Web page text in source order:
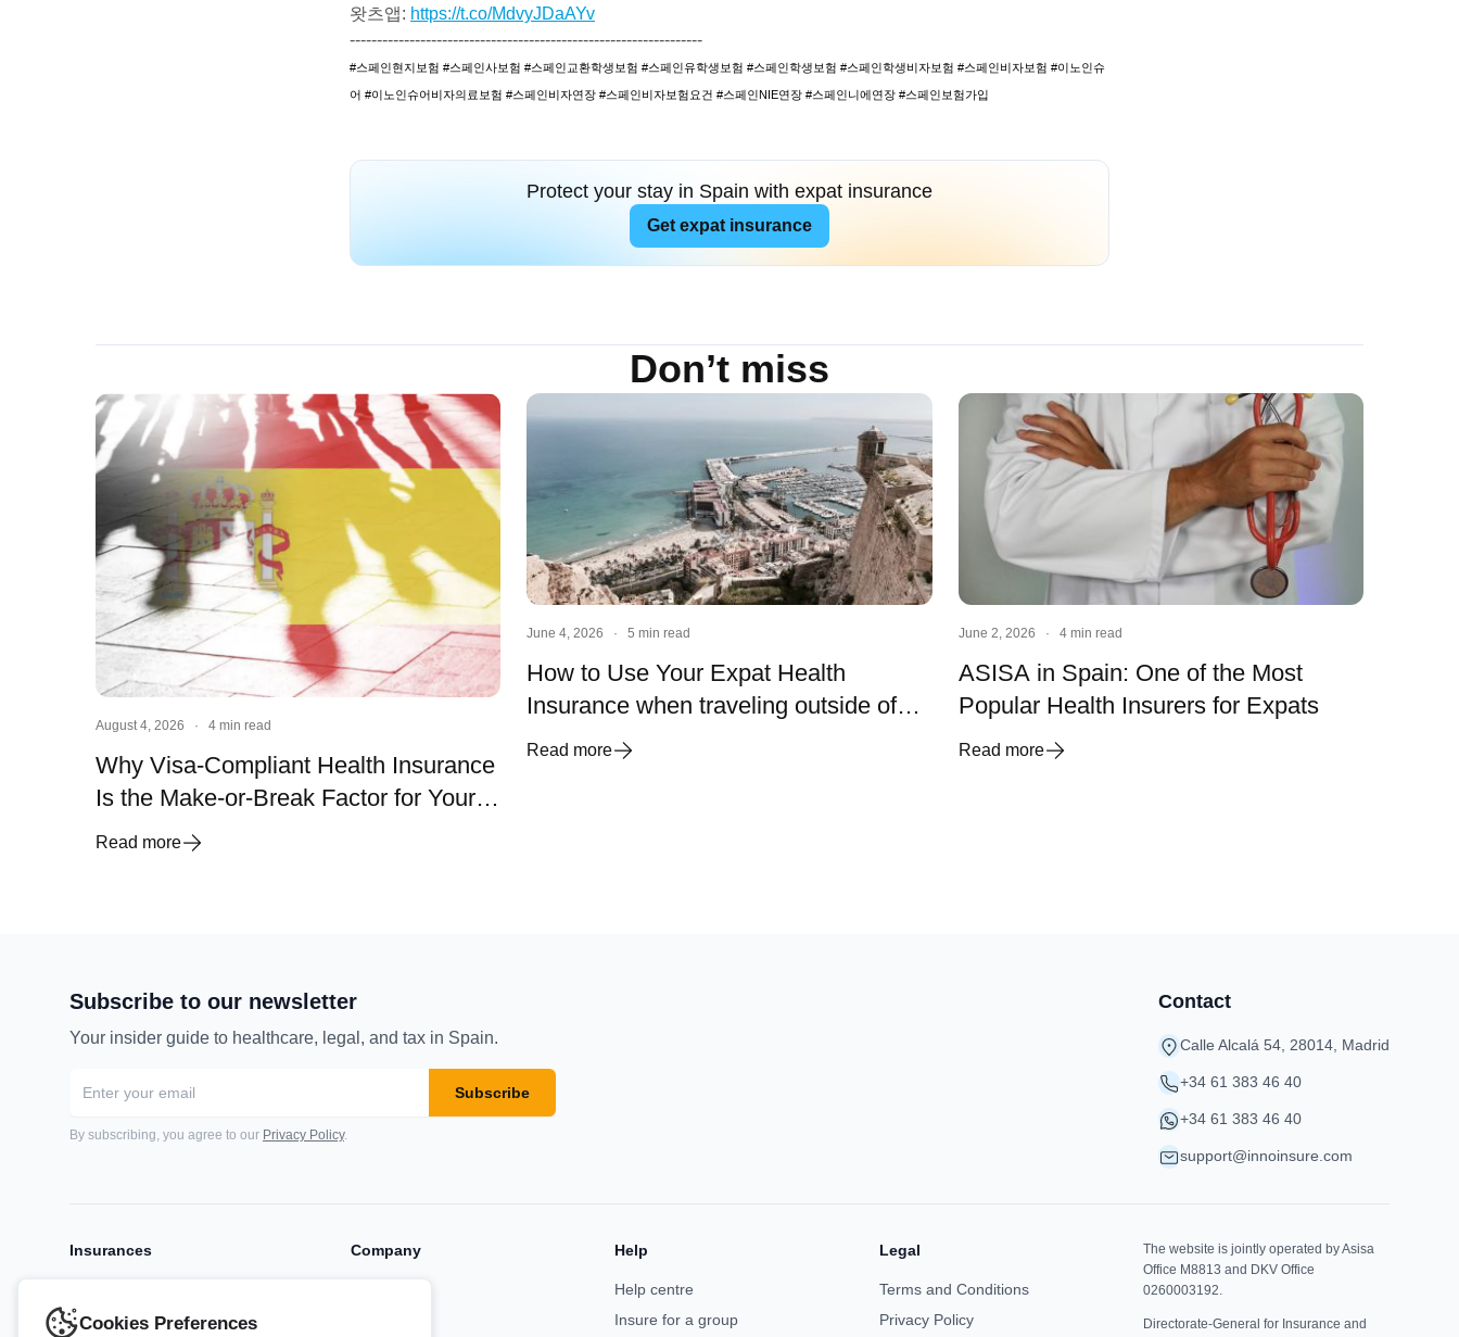
왓츠앱: https://t.co/MdvyJDaAYv
-----------------------------------------------------------------
#스페인현지보험 #스페인사보험 #스페인교환학생보험 #스페인유학생보험 #스페인학생보험 #스페인학생비자보험 #스페인비자보험 #이노인슈
어 #이노인슈어비자의료보험 #스페인비자연장 #스페인비자보험요건 #스페인NIE연장 #스페인니에연장 #스페인보험가입
Protect your stay in Spain with expat insurance
Get expat insurance
Don’t miss
August 4, 2026 · 4 min read
Why Visa-Compliant Health Insurance
Is the Make-or-Break Factor for Your
Spanish Visa and Residency
Read more
June 4, 2026 · 5 min read
How to Use Your Expat Health
Insurance when traveling outside of
Spain?
Read more
June 2, 2026 · 4 min read
ASISA in Spain: One of the Most
Popular Health Insurers for Expats
Read more
Subscribe to our newsletter
Your insider guide to healthcare, legal, and tax in Spain.
Subscribe
By subscribing, you agree to our Privacy Policy.
Contact
Calle Alcalá 54, 28014, Madrid
+34 61 383 46 40
+34 61 383 46 40
support@innoinsure.com
Insurances
Dental Insurance
Company Help
Help centre
Insure for a group
Legal
Terms and Conditions
Privacy Policy
The website is jointly operated by Asisa
Office M8813 and DKV Office
0260003192.
Directorate-General for Insurance and
Cookies Preferences